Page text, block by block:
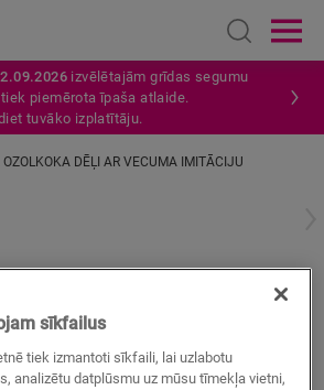
Open
izvēlētajām grīdas segumu
piemērota īpaša atlaide.
tuvāko izplatītāju.
OZOLKOKA DĒĻI AR VECUMA IMITĀCIJU
dēļi ar vecuma
LAMINĀTA KĀPŅU PĀRSEGI - CLASSIC
sīkfailus
tiek izmantoti sīkfaili, lai uzlabotu
analizētu datplūsmu uz mūsu tīmekļa vietni,